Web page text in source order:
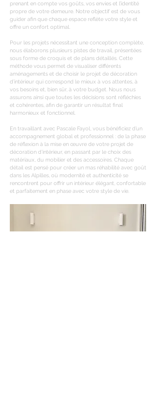
prenant en compte vos goûts, vos envies et l’identité
propre de votre demeure. Notre objectif est de vous
guider afin que chaque espace reflète votre style et
offre un confort optimal.
Pour les projets nécessitant une conception complète,
nous élaborons plusieurs pistes de travail, présentées
sous forme de croquis et de plans détaillés. Cette
méthode vous permet de visualiser différents
aménagements et de choisir le projet de décoration
d’intérieur qui correspond le mieux à vos attentes, à
vos besoins et, bien sûr, à votre budget. Nous nous
assurons ainsi que toutes les décisions sont réfléchies
et cohérentes, afin de garantir un résultat final
harmonieux et fonctionnel.
En travaillant avec Pascale Fayol, vous bénéficiez d’un
accompagnement global et professionnel : de la phase
de réflexion à la mise en œuvre de votre projet de
décoration d’intérieur, en passant par le choix des
matériaux, du mobilier et des accessoires. Chaque
détail est pensé pour créer un mas réhabilité avec goût
dans les Alpilles, où modernité et authenticité se
rencontrent pour offrir un intérieur élégant, confortable
et parfaitement en phase avec votre style de vie.